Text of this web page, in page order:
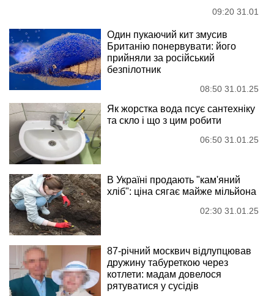
09:20 31.01
Один пукаючий кит змусив
Британію понервувати: його
прийняли за російський
безпілотник
08:50 31.01.25
Як жорстка вода псує сантехніку
та скло і що з цим робити
06:50 31.01.25
В Україні продають "кам'яний
хліб": ціна сягає майже мільйона
02:30 31.01.25
87-річний москвич відлупцював
дружину табуреткою через
котлети: мадам довелося
рятуватися у сусідів